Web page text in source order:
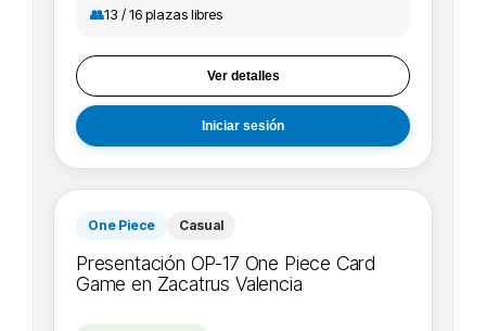
participantes que se apunten crearse cuenta y
👥13 / 16 plazas libres
Ver detalles
Iniciar sesión
One Piece Casual
Presentación OP-17 One Piece Card
Game en Zacatrus Valencia